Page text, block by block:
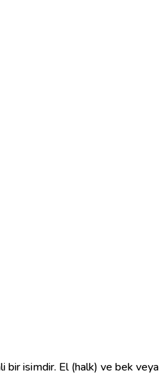
bir isimdir. El (halk) ve bek veya